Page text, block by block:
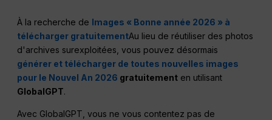
À la recherche de Images « Bonne année 2026 » à
télécharger gratuitementAu lieu de réutiliser des photos
d'archives surexploitées, vous pouvez désormais
générer et télécharger de toutes nouvelles images
pour le Nouvel An 2026 gratuitement en utilisant
GlobalGPT.
Avec GlobalGPT, vous ne vous contentez pas de